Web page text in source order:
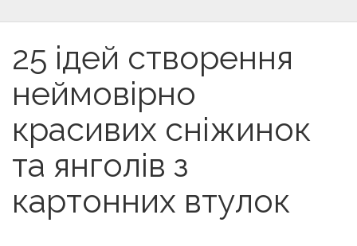
25 ідей створення
неймовірно
красивих сніжинок
та янголів з
картонних втулок